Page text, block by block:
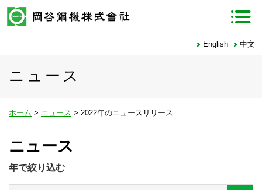
English 中文
ニュース
ホーム > ニュース > 2022年のニュースリリース
ニュース
年で絞り込む